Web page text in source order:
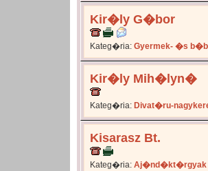
Kir�ly G�bor
Kateg�ria: Gyermek- �s
Kir�ly Mih�lyn�
Kateg�ria: Divat�ru-
Kisarasz Bt.
Kateg�ria: Aj�nd�kt�rgyak